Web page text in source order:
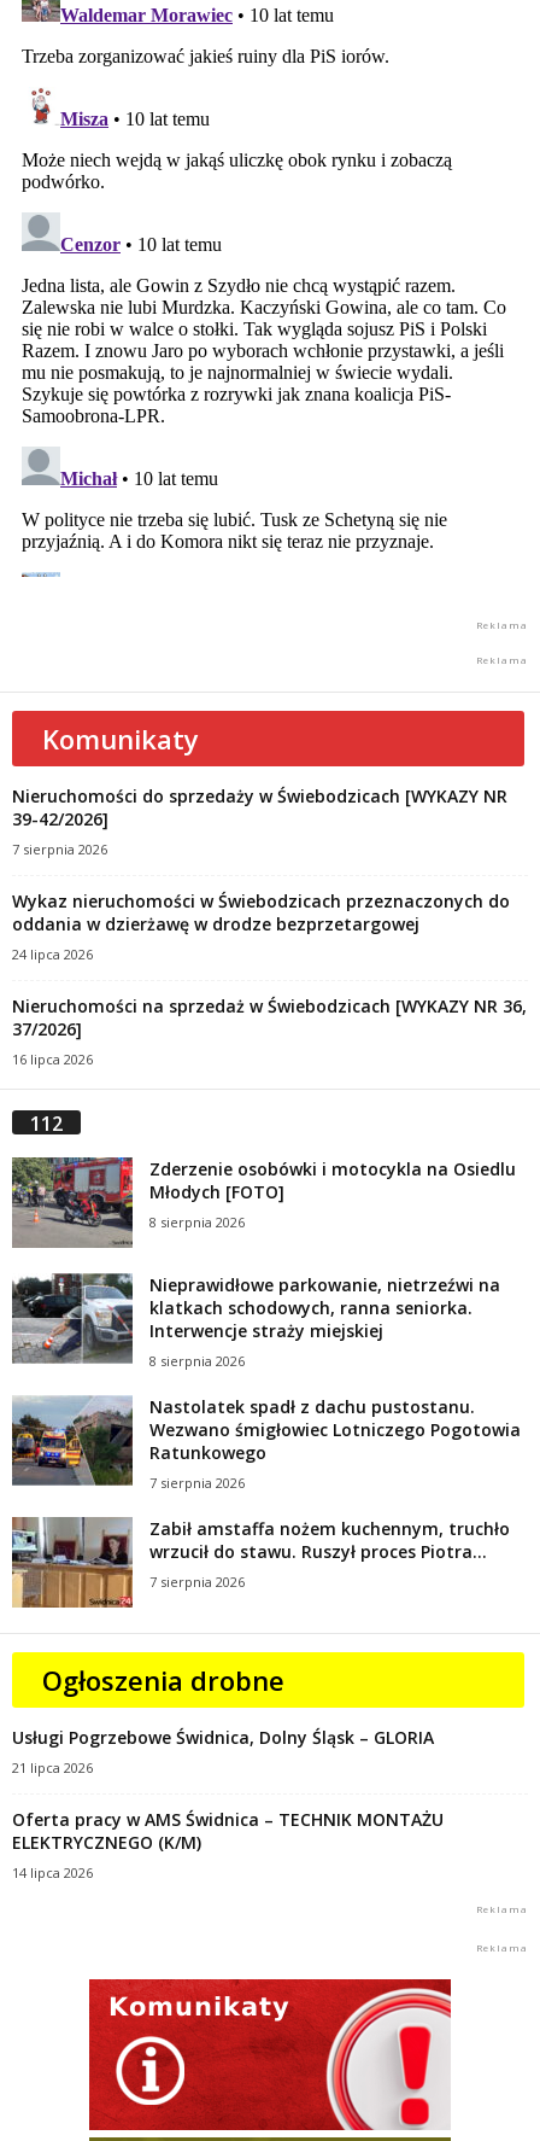
Komunikaty
Nieruchomości do sprzedaży w Świebodzicach [WYKAZY NR
39-42/2026]
7 sierpnia 2026
Wykaz nieruchomości w Świebodzicach przeznaczonych do
oddania w dzierżawę w drodze bezprzetargowej
24 lipca 2026
Nieruchomości na sprzedaż w Świebodzicach [WYKAZY NR 36,
37/2026]
16 lipca 2026
112
Zderzenie osobówki i motocykla na Osiedlu
Młodych [FOTO]
8 sierpnia 2026
Nieprawidłowe parkowanie, nietrzeźwi na
klatkach schodowych, ranna seniorka.
Interwencje straży miejskiej
8 sierpnia 2026
Nastolatek spadł z dachu pustostanu.
Wezwano śmigłowiec Lotniczego Pogotowia
Ratunkowego
7 sierpnia 2026
Zabił amstaffa nożem kuchennym, truchło
wrzucił do stawu. Ruszył proces Piotra...
7 sierpnia 2026
Ogłoszenia drobne
Usługi Pogrzebowe Świdnica, Dolny Śląsk – GLORIA
21 lipca 2026
Oferta pracy w AMS Świdnica – TECHNIK MONTAŻU
ELEKTRYCZNEGO (K/M)
14 lipca 2026